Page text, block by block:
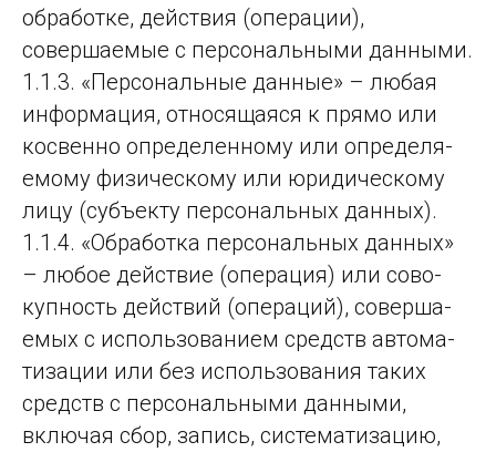
обработке, действия (операции),
совершаемые с персональными данными.
1.1.3. «Персо­наль­ные дан­ные» – лю­бая
ин­фор­ма­ция, от­но­ся­ща­яся к пря­мо или
кос­вен­но оп­ре­де­лен­но­му или оп­ре­де­ля­
емо­му фи­зи­чес­ко­му или юри­ди­чес­ко­му
ли­цу (субъ­ек­ту пер­со­наль­ных дан­ных).
1.1.4. «Обра­бот­ка пер­со­наль­ных дан­ных»
– лю­бое дей­ствие (опе­ра­ция) или со­во­
куп­ность дей­ствий (опе­ра­ций), со­вер­ша­
емых с ис­поль­зо­ва­ни­ем средств ав­то­ма­
ти­за­ции или без ис­поль­зо­ва­ния та­ких
средств с пер­со­наль­ны­ми дан­ны­ми,
вклю­чая сбор, за­пись, сис­те­ма­ти­за­цию,